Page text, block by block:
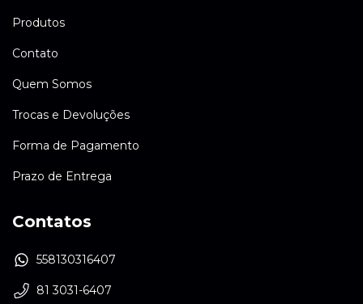
Produtos
Contato
Quem Somos
Trocas e Devoluções
Forma de Pagamento
Prazo de Entrega
Contatos
558130316407
81 3031-6407